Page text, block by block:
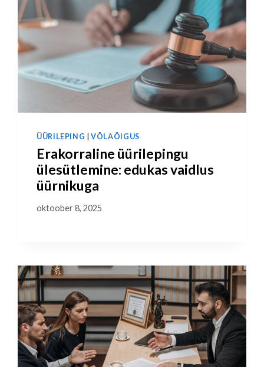
ÜÜRILEPING |VÕLAÕIGUS
Erakorraline üürilepingu
ülesütlemine: edukas vaidlus
üürnikuga
oktoober 8, 2025